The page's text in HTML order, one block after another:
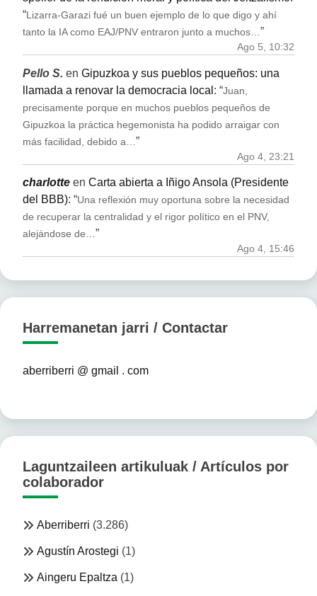
“ Lizarra-Garazi fué un buen ejemplo de lo que digo y ahí
tanto la IA como EAJ/PNV entraron junto a muchos… ”
Ago 5, 10:32
Pello S. en Gipuzkoa y sus pueblos pequeños: una
llamada a renovar la democracia local : “Juan,
precisamente porque en muchos pueblos pequeños de
Gipuzkoa la práctica hegemonista ha podido arraigar con
más facilidad, debido a… ”
Ago 4, 23:21
charlotte en Carta abierta a Iñigo Ansola (Presidente
del BBB): “Una reflexión muy oportuna sobre la necesidad
de recuperar la centralidad y el rigor político en el PNV,
alejándose de…”
Ago 4, 15:46
Harremanetan jarri / Contactar
aberriberri @ gmail . com
Laguntzaileen artikuluak / Artículos por
colaborador
Aberriberri (3.286)
Agustín Arostegi (1)
Aingeru Epaltza (1)